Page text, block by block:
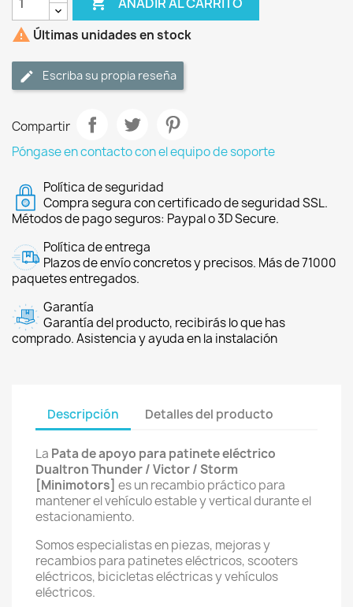
 Últimas unidades en stock
Escriba su propia reseña
Compartir
Póngase en contacto con el equipo de soporte
Política de seguridad
Compra segura con certificado de seguridad SSL.
Métodos de pago seguros: Paypal o 3D Secure.
Política de entrega
Plazos de envío concretos y precisos. Más de 71000
paquetes entregados.
Garantía
Garantía del producto, recibirás lo que has
comprado. Asistencia y ayuda en la instalación
Descripción Detalles del producto
La Pata de apoyo para patinete eléctrico
Dualtron Thunder / Victor / Storm
[Minimotors] es un recambio práctico para
mantener el vehículo estable y vertical durante el
estacionamiento.
Somos especialistas en piezas, mejoras y
recambios para patinetes eléctricos, scooters
eléctricos, bicicletas eléctricas y vehículos
eléctricos.